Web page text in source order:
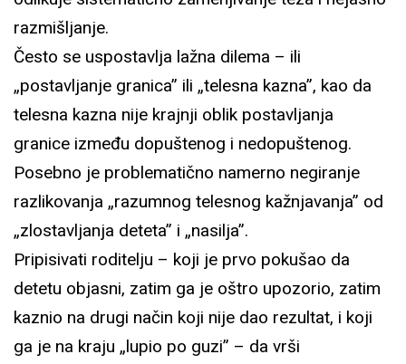
razmišljanje.
Često se uspostavlja lažna dilema – ili
„postavljanje granica” ili „telesna kazna”, kao da
telesna kazna nije krajnji oblik postavljanja
granice između dopuštenog i nedopuštenog.
Posebno je problematično namerno negiranje
razlikovanja „razumnog telesnog kažnjavanja” od
„zlostavljanja deteta” i „nasilja”.
Pripisivati roditelju – koji je prvo pokušao da
detetu objasni, zatim ga je oštro upozorio, zatim
kaznio na drugi način koji nije dao rezultat, i koji
ga je na kraju „lupio po guzi” – da vrši